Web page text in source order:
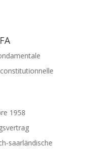
1958
saarländische